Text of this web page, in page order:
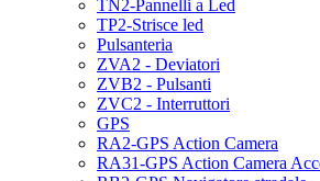
TN2-Pannelli a Led
TP2-Strisce led
Pulsanteria
ZVA2 - Deviatori
ZVB2 - Pulsanti
ZVC2 - Interruttori
GPS
RA2-GPS Action Camera
RA31-GPS Action Camera